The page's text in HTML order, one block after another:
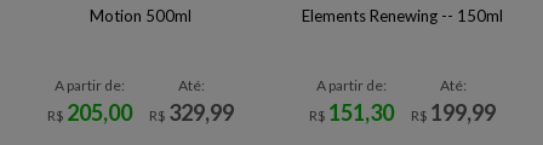
Motion 500ml
A partir de:
R$ 205,00
Até:
R$ 329,99
Elements Renewing -- 150ml
A partir de:
R$ 151,30
Até:
R$ 199,99